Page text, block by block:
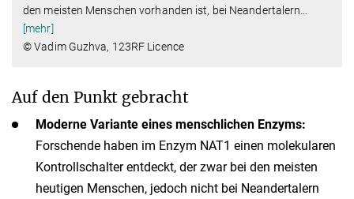
den meisten Menschen vorhanden ist, bei Neandertalern
[mehr]
© Vadim Guzhva, 123RF Licence
Auf den Punkt gebracht
Moderne Variante eines menschlichen Enzyms:
Forschende haben im Enzym NAT1 einen molekularen
Kontrollschalter entdeckt, der zwar bei den meisten
heutigen Menschen, jedoch nicht bei Neandertalern